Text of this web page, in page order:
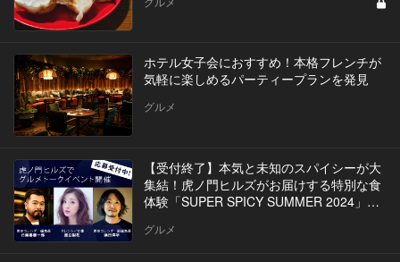
ホテル女子会におすすめ！本格フレンチが
気軽に楽しめるパーティープランを発見
グルメ
【受付終了】本気と未知のスパイシーが大
集結！虎ノ門ヒルズがお届けする特別な食
体験「SUPER SPICY SUMMER 2024」イ
グルメ